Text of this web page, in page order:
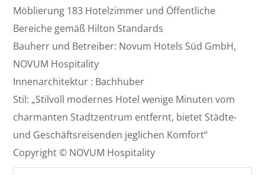
Möblierung 183 Hotelzimmer und Öffentliche
Bereiche gemäß Hilton Standards
Bauherr und Betreiber: Novum Hotels Süd GmbH,
NOVUM Hospitality
Innenarchitektur : Bachhuber
Stil: „Stilvoll modernes Hotel wenige Minuten vom
charmanten Stadtzentrum entfernt, bietet Städte-
und Geschäftsreisenden jeglichen Komfort“
Copyright © NOVUM Hospitality